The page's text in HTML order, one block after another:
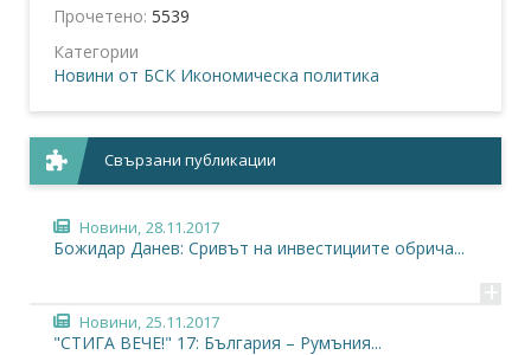
Прочетено: 5539
Категории
Новини от БСК Икономическа политика
Свързани публикации
Новини, 28.11.2017
Божидар Данев: Сривът на инвестициите обрича...
+
Новини, 25.11.2017
"СТИГА ВЕЧЕ!" 17: България – Румъния...